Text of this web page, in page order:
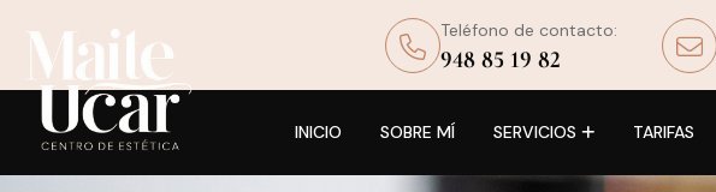
Teléfono de contacto:
948 85 19 82
INICIO SOBRE MÍ SERVICIOS TARIFAS